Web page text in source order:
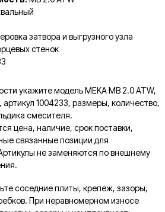
затвора и выгрузного узла
стенок
укажите модель MEKA MB 2.0 ATW,
1004233, размеры, количество,
смесителя.
цена, наличие, срок поставки,
связанные позиции для
не заменяются по внешнему
соседние плиты, крепёж, зазоры,
При неравномерном износе